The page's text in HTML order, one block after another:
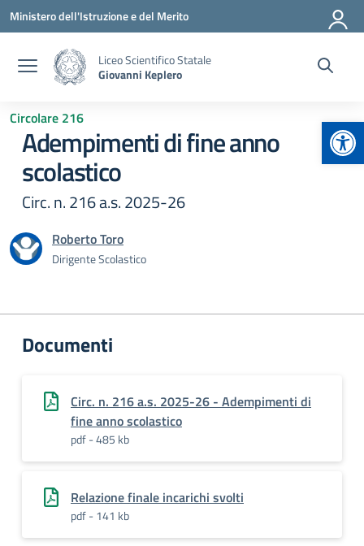
Vai ai contenuti
Vai al menu di navigazione
Vai al footer
Ministero dell'Istruzione e del Merito
Liceo Scientifico Statale
Giovanni Keplero
Circolare 216
Adempimenti di fine anno
scolastico
Circ. n. 216 a.s. 2025-26
Roberto Toro
Dirigente Scolastico
Documenti
Circ. n. 216 a.s. 2025-26 - Adempimenti di
fine anno scolastico
pdf - 485 kb
Relazione finale incarichi svolti
pdf - 141 kb